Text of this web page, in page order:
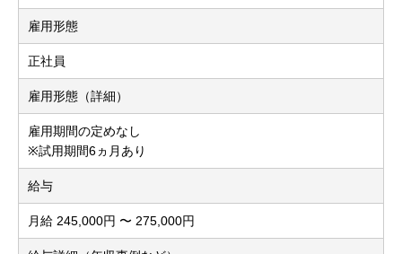
雇用形態
正社員
雇用形態（詳細）
雇用期間の定めなし
※試用期間6ヵ月あり
給与
月給 245,000円 〜 275,000円